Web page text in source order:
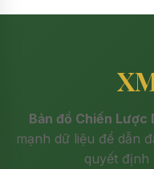
Bản đồ Chiến Lược
mạnh dữ liệu để dẫn
quyết định